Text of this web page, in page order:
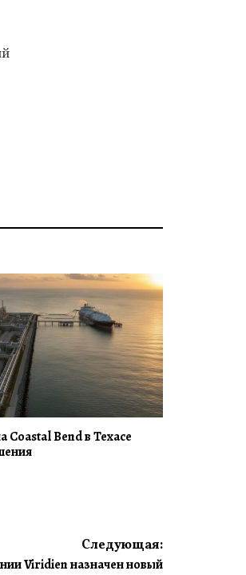
Bend в Техасе
Следующая:
Viridien назначен новый